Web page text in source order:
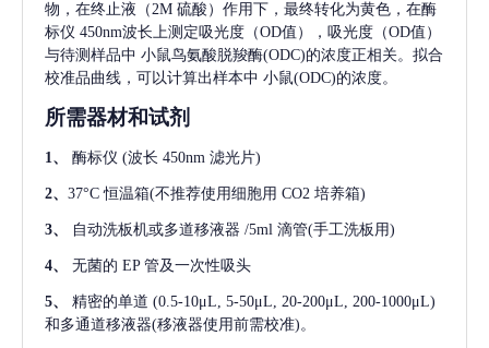
物，在终止液（2M 硫酸）作用下，最终转化为黄色，在酶
标仪 450nm波长上测定吸光度（OD值），吸光度（OD值）
与待测样品中 小鼠鸟氨酸脱羧酶(ODC)的浓度正相关。拟合
校准品曲线，可以计算出样本中 小鼠(ODC)的浓度。
所需器材和试剂
1、 酶标仪 (波长 450nm 滤光片)
2、 37°C 恒温箱(不推荐使用细胞用 CO2 培养箱)
3、 自动洗板机或多道移液器 /5ml 滴管(手工洗板用)
4、 无菌的 EP 管及一次性吸头
5、 精密的单道 (0.5-10μL, 5-50μL, 20-200μL, 200-1000μL)
和多通道移液器(移液器使用前需校准)。